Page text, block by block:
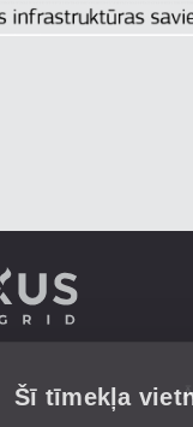
Šī tīmekļa